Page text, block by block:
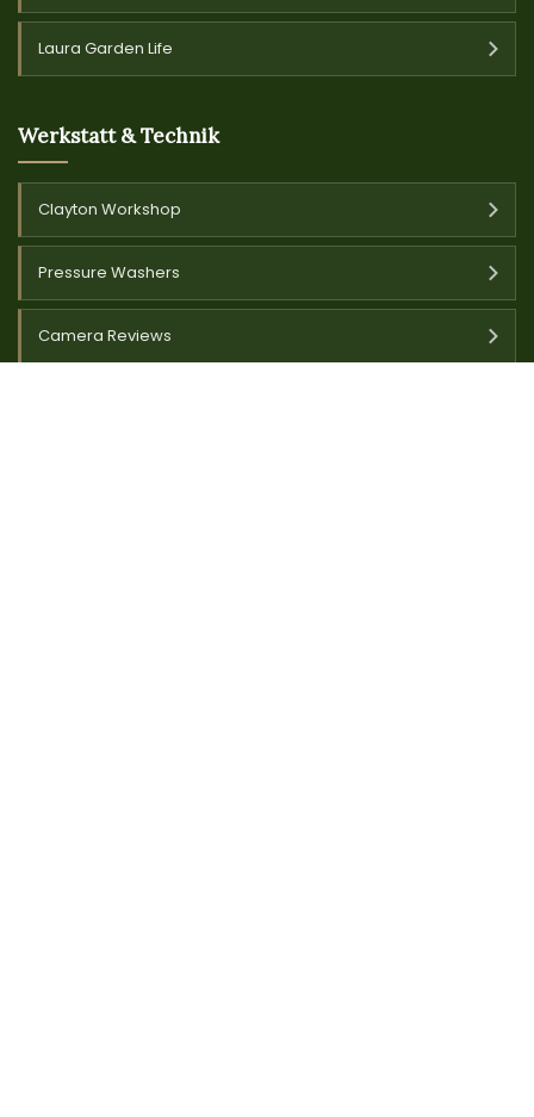
Laura Garden Life
Werkstatt & Technik
Clayton Workshop
Pressure Washers
Camera Reviews